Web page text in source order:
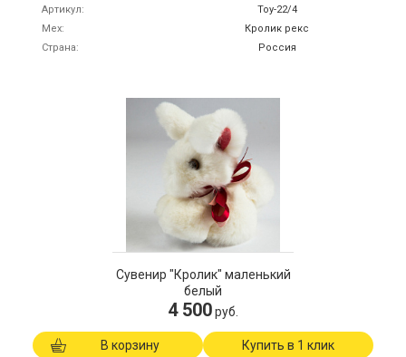
Артикул
Toy-22/4
Мех
Кролик рекс
Страна
Россия
Сувенир "Кролик" маленький
белый
4 500руб.
В корзину Купить в 1 клик